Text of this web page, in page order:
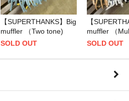
【SUPERTHANKS】Big
muffler （Two tone)
SOLD OUT
【
muffler （
SOLD OUT